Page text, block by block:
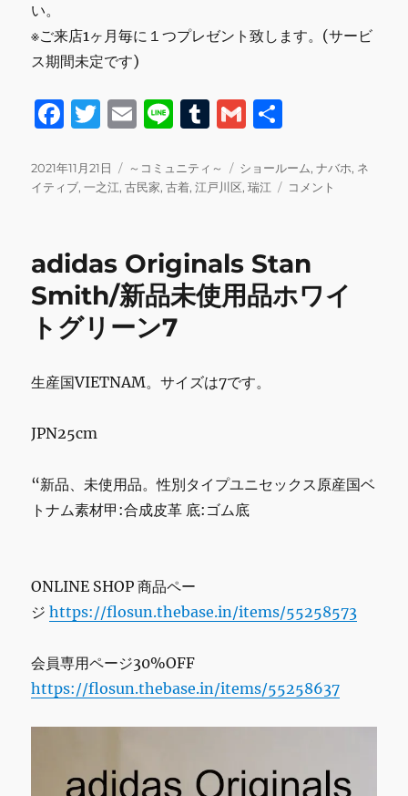
い。
※ご来店1ヶ月毎に１つプレゼント致します。(サービ
ス期間未定です)
F
c
e
o
o
k
T
it
te
E
ai
l
Li
e
T
m
bl
G
ai
l
投
稿
2021年11月21日
カ
テ
～コミュニティ～
タ
グ
ショールーム,ナバホ, ネ
イティブ,一之江,古民家,古着,江戸川区,瑞江
[来
業
の
新
コメント
adidas Originals Stan
Smith/新品未使用品ホワイ
トグリーン7
生産国VIETNAM。サイズは7です。
JPN25cm
“新品、未使用品。性別タイプユニセックス原産国ベ
トナム素材甲:合成皮革 底:ゴム底
ONLINE SHOP 商品ペー
ジhttps://flosun.thebase.in/items/55258573
会員専用ページ30%OFF
https://flosun.thebase.in/items/55258637